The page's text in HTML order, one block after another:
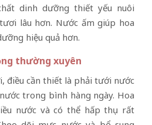
dinh dưỡng thiết yếu nuôi
lâu hơn. Nước ấm giúp hoa
hiệu quả hơn.
thường xuyên
điều cần thiết là phải tưới nước
trong bình hàng ngày. Hoa
nước và có thể hấp thụ rất